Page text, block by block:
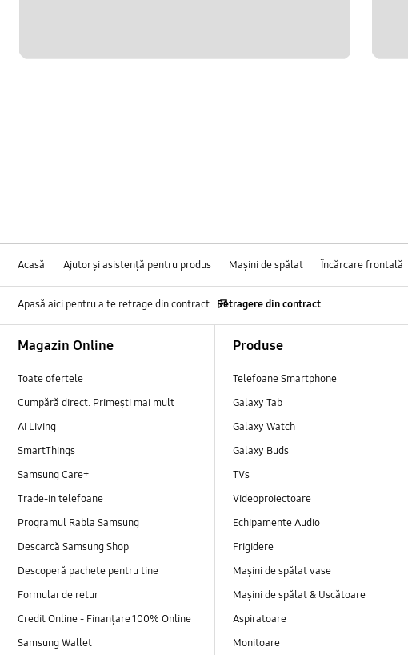
Acasă Ajutor și asistență pentru produs Maşini de spălat Încărcare frontală
Apasă aici pentru a te retrage din contract Retragere din contract
Magazin Online
Toate ofertele
Cumpără direct. Primești mai mult
AI Living
SmartThings
Samsung Care+
Trade-in telefoane
Programul Rabla Samsung
Descarcă Samsung Shop
Descoperă pachete pentru tine
Formular de retur
Credit Online - Finanțare 100% Online
Samsung Wallet
Produse
Telefoane Smartphone
Galaxy Tab
Galaxy Watch
Galaxy Buds
TVs
Videoproiectoare
Echipamente Audio
Frigidere
Mașini de spălat vase
Mașini de spălat & Uscătoare
Aspiratoare
Monitoare